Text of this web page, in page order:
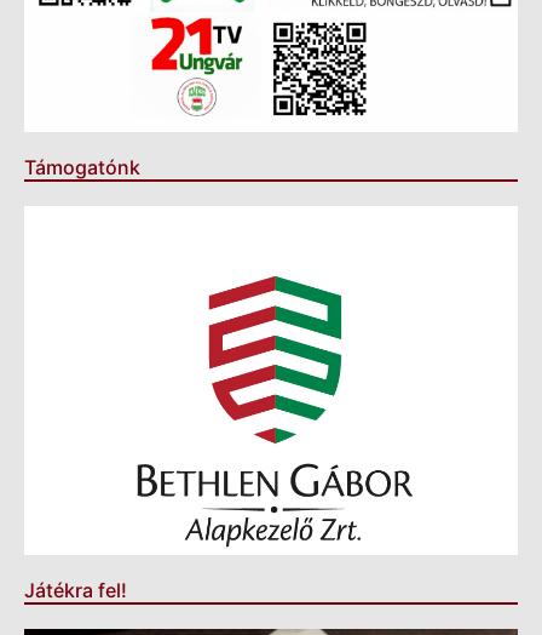
Támogatónk
Játékra fel!